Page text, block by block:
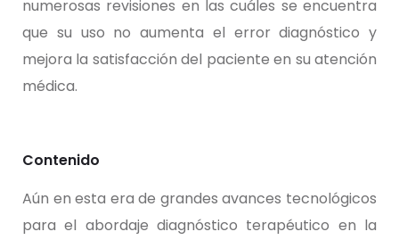
numerosas revisiones en las cuáles se encuentra
que su uso no aumenta el error diagnóstico y
mejora la satisfacción del paciente en su atención
médica.
Contenido
Aún en esta era de grandes avances tecnológicos
para el abordaje diagnóstico terapéutico en la